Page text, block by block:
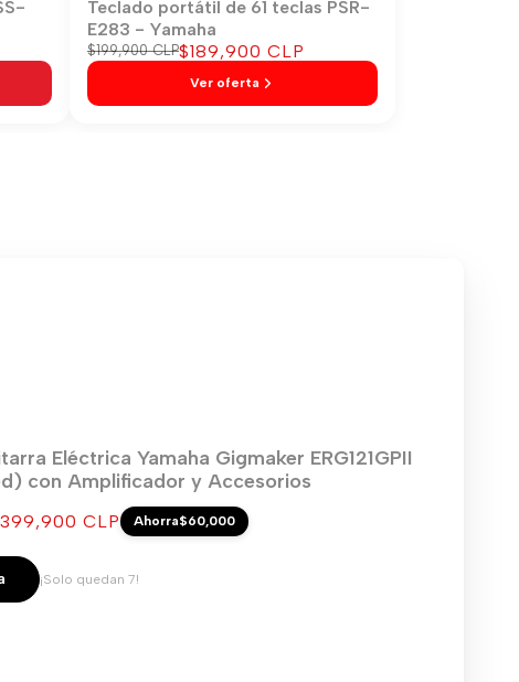
Teclado portátil de 61 teclas PSR-
E283 - Yamaha
Precio
regular
$199,900 CLPPrecio
venta
$189,900 CLP
Ver oferta
Eléctrica Yamaha Gigmaker ERG121GPII
con Amplificador y Accesorios
CLP Ahorra$60,000
¡Solo quedan 7!